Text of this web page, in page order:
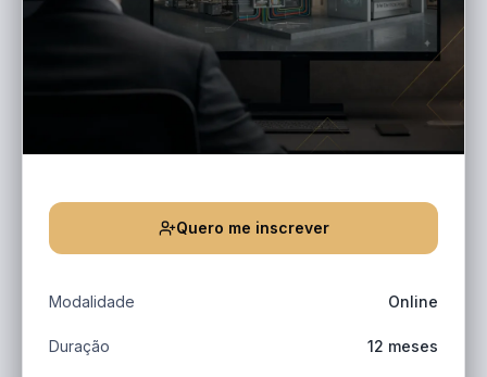
Quero me inscrever
Modalidade Online
Duração 12 meses